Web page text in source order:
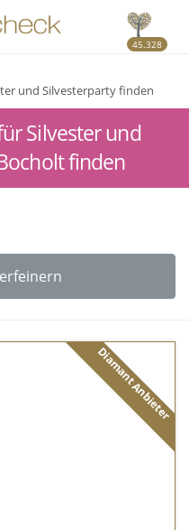
45.328
und Silvesterparty finden
Silvester und
finden
Diamant Anbieter